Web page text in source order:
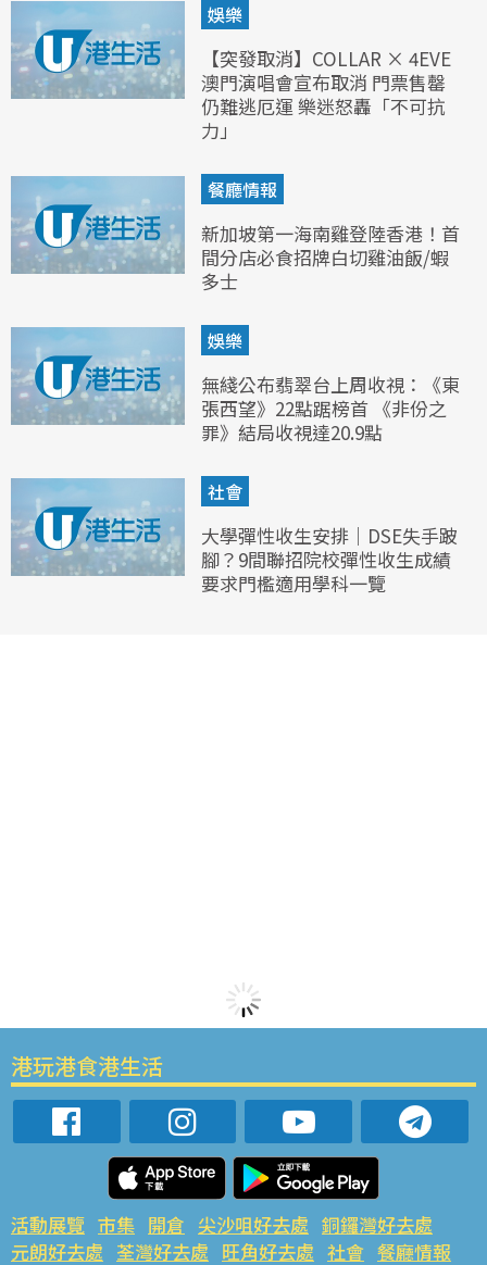
娛樂
【突發取消】COLLAR × 4EVE
澳門演唱會宣布取消 門票售罄
仍難逃厄運 樂迷怒轟「不可抗
力」
餐廳情報
新加坡第一海南雞登陸香港！首
間分店必食招牌白切雞油飯/蝦
多士
娛樂
無綫公布翡翠台上周收視：《東
張西望》22點踞榜首 《非份之
罪》結局收視達20.9點
社會
大學彈性收生安排｜DSE失手跛
腳？9間聯招院校彈性收生成績
要求門檻適用學科一覽
港玩港食港生活
活動展覽 市集 開倉 尖沙咀好去處 銅鑼灣好去處
元朗好去處 荃灣好去處 旺角好去處 社會 餐廳情報